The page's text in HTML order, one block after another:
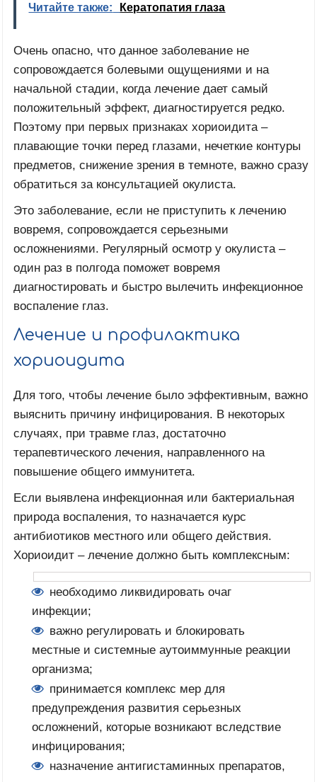
Читайте также: Кератопатия глаза
Очень опасно, что данное заболевание не
сопровождается болевыми ощущениями и на
начальной стадии, когда лечение дает самый
положительный эффект, диагностируется редко.
Поэтому при первых признаках хориоидита –
плавающие точки перед глазами, нечеткие контуры
предметов, снижение зрения в темноте, важно сразу
обратиться за консультацией окулиста.
Это заболевание, если не приступить к лечению
вовремя, сопровождается серьезными
осложнениями. Регулярный осмотр у окулиста –
один раз в полгода поможет вовремя
диагностировать и быстро вылечить инфекционное
воспаление глаз.
Лечение и профилактика
хориоидита
Для того, чтобы лечение было эффективным, важно
выяснить причину инфицирования. В некоторых
случаях, при травме глаз, достаточно
терапевтического лечения, направленного на
повышение общего иммунитета.
Если выявлена инфекционная или бактериальная
природа воспаления, то назначается курс
антибиотиков местного или общего действия.
Хориоидит – лечение должно быть комплексным:
необходимо ликвидировать очаг
инфекции;
важно регулировать и блокировать
местные и системные аутоиммунные реакции
организма;
принимается комплекс мер для
предупреждения развития серьезных
осложнений, которые возникают вследствие
инфицирования;
назначение антигистаминных препаратов,